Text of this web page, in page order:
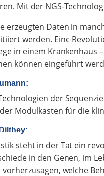
Mit der NGS-
erzeugten Daten in
werden. Eine
in einem Krankenhaus
können eingeführt
der
Modulkasten für die
steht in der Tat ein
in den Genen, im
vorherzusagen, welche